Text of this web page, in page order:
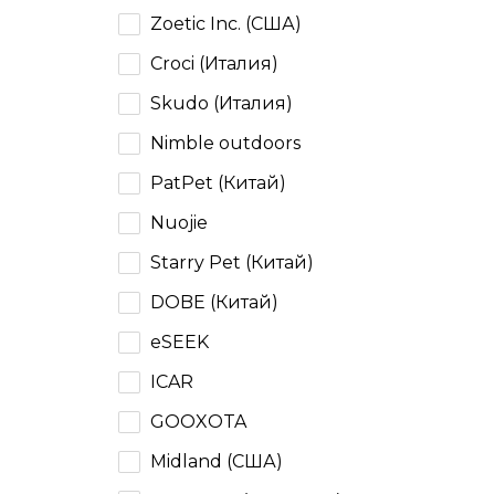
Zoetic Inc. (США)
Croci (Италия)
Skudo (Италия)
Nimble outdoors
PatPet (Китай)
Nuojie
Starry Pet (Китай)
DOBE (Китай)
eSEEK
ICAR
GOOXOTA
Midland (США)